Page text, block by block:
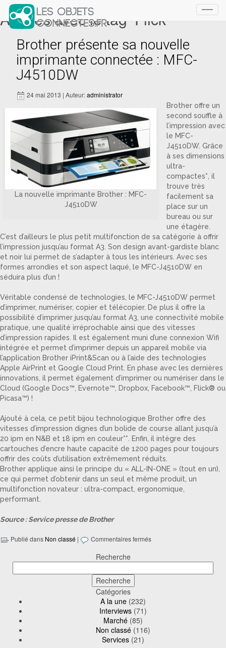
Articles avec le tag ‘Flick’
Brother présente sa nouvelle
imprimante connectée : MFC-
J4510DW
24 mai 2013 | Auteur:administrator
La nouvelle imprimante Brother : MFC-
J4510DW
Brother offre un
second souffle à
l’impression avec
le MFC-
J4510DW. Grâce
à ses dimensions
ultra-
compactes*, il
trouve très
facilement sa
place sur un
bureau ou sur
une étagère.
C’est d’ailleurs le plus petit multifonction de sa catégorie à offrir
l’impression jusqu’au format A3. Son design avant-gardiste blanc
et noir lui permet de s’adapter à tous les intérieurs. Avec ses
formes arrondies et son aspect laqué, le MFC-J4510DW en
séduira plus d’un !
Véritable condensé de technologies, le MFC-J4510DW permet
d’imprimer, numériser, copier et télécopier. De plus il offre la
possibilité d’imprimer jusqu’au format A3, une connectivité mobile
pratique, une qualité irréprochable ainsi que des vitesses
d’impression rapides. Il est également muni d’une connexion Wifi
intégrée et permet d’imprimer depuis un appareil mobile via
l’application Brother iPrint&Scan ou à l’aide des technologies
Apple AirPrint et Google Cloud Print. En phase avec les dernières
innovations, il permet également d’imprimer ou numériser dans le
Cloud (Google Docs™, Evernote™, Dropbox, Facebook™, Flick® ou
Picasa™) !
Ajouté à cela, ce petit bijou technologique Brother offre des
vitesses d’impression dignes d’un bolide de course allant jusqu’à
20 ipm en N&B et 18 ipm en couleur**. Enfin, il intègre des
cartouches d’encre haute capacité de 1200 pages pour toujours
offrir des coûts d’utilisation extrêmement réduits.
Brother applique ainsi le principe du « ALL-IN-ONE » (tout en un),
ce qui permet d’obtenir dans un seul et même produit, un
multifonction novateur : ultra-compact, ergonomique,
performant.
Source : Service presse de Brother
Publié dans Non classé | Commentaires fermés
Recherche
Catégories
A la une (232)
Interviews (71)
Marché (85)
Non classé (116)
Services (21)